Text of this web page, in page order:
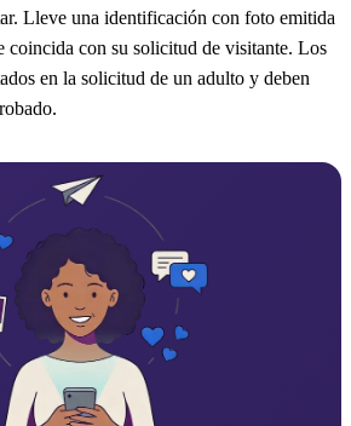
Lleve una identificación con foto emitida
con su solicitud de visitante. Los
en la solicitud de un adulto y deben